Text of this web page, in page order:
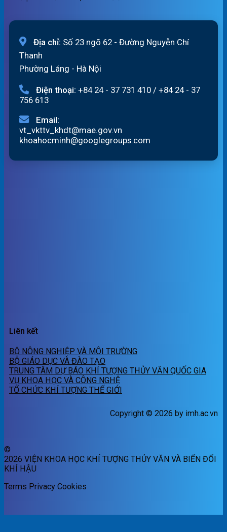
Địa chỉ: Số 23 ngõ 62 - Đường Nguyễn Chí
Thanh
Phường Láng - Hà Nội
Điện thoại: +84 24 - 37 731 410 / +84 24 - 37
756 613
Email:
vt_vkttv_khdt@mae.gov.vn
khoahocminh@googlegroups.com
Liên kết
BỘ NÔNG NGHIỆP VÀ MÔI TRƯỜNG
BỘ GIÁO DỤC VÀ ĐÀO TẠO
TRUNG TÂM DỰ BÁO KHÍ TƯỢNG THỦY VĂN QUỐC GIA
VỤ KHOA HỌC VÀ CÔNG NGHỆ
TỔ CHỨC KHÍ TƯỢNG THẾ GIỚI
Copyright © 2026 by imh.ac.vn
©
2026 VIỆN KHOA HỌC KHÍ TƯỢNG THỦY VĂN VÀ BIẾN ĐỔI
KHÍ HẬU
Terms Privacy Cookies